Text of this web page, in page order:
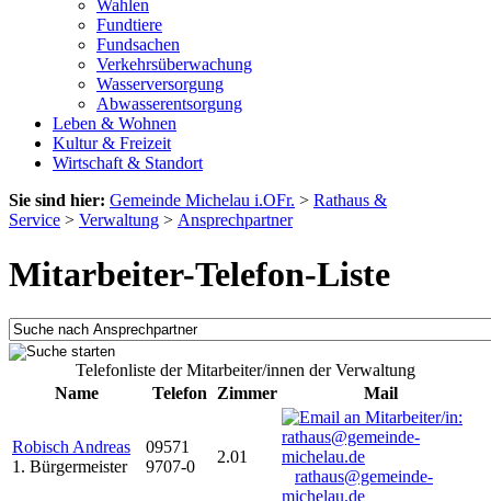
Wahlen
Fundtiere
Fundsachen
Verkehrsüberwachung
Wasserversorgung
Abwasserentsorgung
Leben & Wohnen
Kultur & Freizeit
Wirtschaft & Standort
Sie sind hier: Gemeinde Michelau i.OFr. > Rathaus &
Service > Verwaltung > Ansprechpartner
Mitarbeiter-Telefon-Liste
Telefonliste der Mitarbeiter/innen der Verwaltung
Name
Telefon Zimmer Mail
Robisch Andreas
1. Bürgermeister
09571
9707-0
2.01
rathaus@gemeinde-
michelau.de